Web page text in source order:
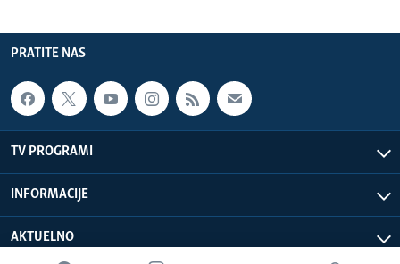
PRATITE NAS
TV PROGRAMI
INFORMACIJE
AKTUELNO